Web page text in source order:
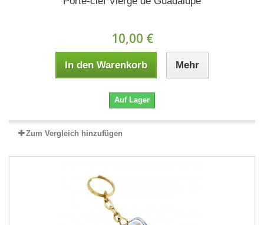
10,00 €
In den Warenkorb Mehr
Auf Lager
Zum Vergleich hinzufügen